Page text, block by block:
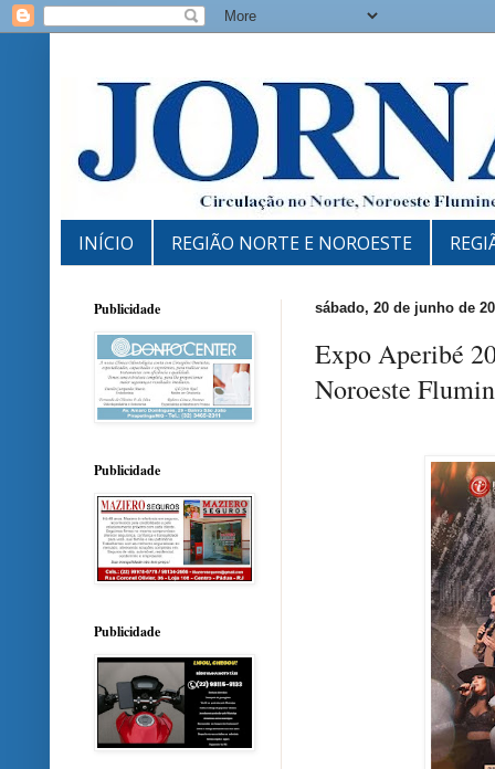
INÍCIO REGIÃO NORTE E NOROESTE
sábado, 20 de junho de
Expo Aperibé
Noroeste
Publicidade
Publicidade
Publicidade